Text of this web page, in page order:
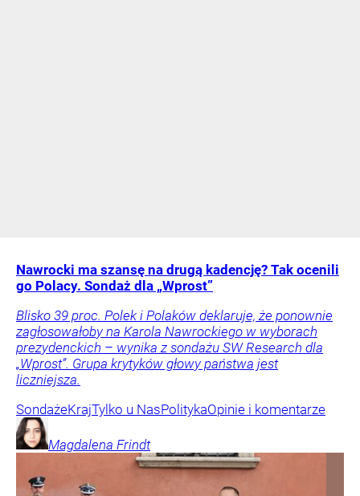
Nawrocki ma szansę na drugą kadencję? Tak ocenili
go Polacy. Sondaż dla „Wprost”
Blisko 39 proc. Polek i Polaków deklaruje, że ponownie
zagłosowałoby na Karola Nawrockiego w wyborach
prezydenckich – wynika z sondażu SW Research dla
„Wprost”. Grupa krytyków głowy państwa jest
liczniejsza.
SondażeKrajTylko u NasPolitykaOpinie i komentarze
Magdalena Frindt